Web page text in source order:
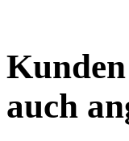
auch